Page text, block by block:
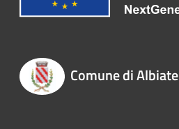
Comune di Albiate